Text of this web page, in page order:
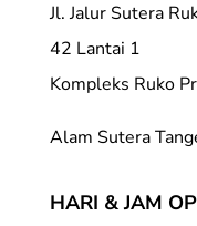
Jl. Jalur Sutera
42 Lantai 1
Kompleks Ruko
Alam Sutera
HARI & JAM